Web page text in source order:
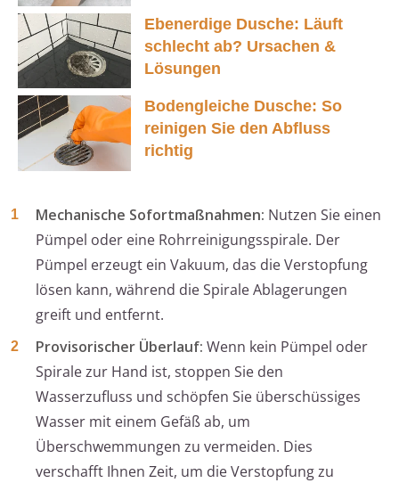
Ebenerdige Dusche: Läuft
schlecht ab? Ursachen &
Lösungen
Bodengleiche Dusche: So
reinigen Sie den Abfluss
richtig
Mechanische Sofortmaßnahmen: Nutzen Sie einen
Pümpel oder eine Rohrreinigungsspirale. Der
Pümpel erzeugt ein Vakuum, das die Verstopfung
lösen kann, während die Spirale Ablagerungen
greift und entfernt.
Provisorischer Überlauf: Wenn kein Pümpel oder
Spirale zur Hand ist, stoppen Sie den
Wasserzufluss und schöpfen Sie überschüssiges
Wasser mit einem Gefäß ab, um
Überschwemmungen zu vermeiden. Dies
verschafft Ihnen Zeit, um die Verstopfung zu